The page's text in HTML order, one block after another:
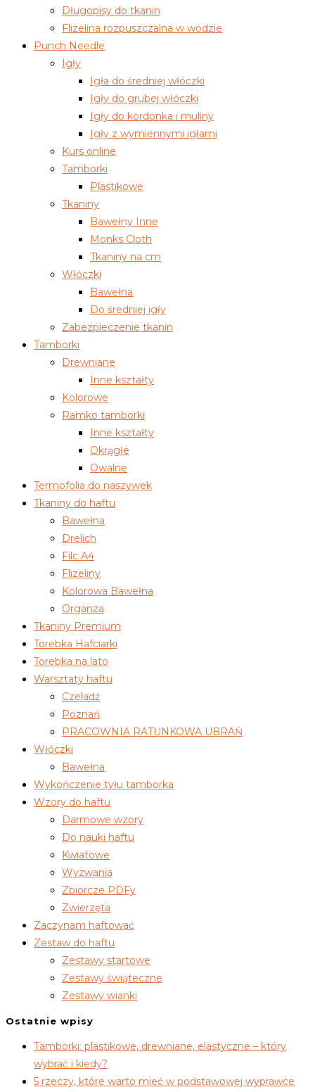
Długopisy do tkanin
Flizelina rozpuszczalna w wodzie
Punch Needle
Igły
Igła do średniej włóczki
Igły do grubej włóczki
Igły do kordonka i muliny
Igły z wymiennymi igłami
Kurs online
Tamborki
Plastikowe
Tkaniny
Bawełny Inne
Monks Cloth
Tkaniny na cm
Włóczki
Bawełna
Do średniej igły
Zabezpieczenie tkanin
Tamborki
Drewniane
Inne kształty
Kolorowe
Ramko tamborki
Inne kształty
Okrągłe
Owalne
Termofolia do naszywek
Tkaniny do haftu
Bawełna
Drelich
Filc A4
Flizeliny
Kolorowa Bawełna
Organza
Tkaniny Premium
Torebka Hafciarki
Torebka na lato
Warsztaty haftu
Czeladź
Poznań
PRACOWNIA RATUNKOWA UBRAŃ
Włóczki
Bawełna
Wykończenie tyłu tamborka
Wzory do haftu
Darmowe wzory
Do nauki haftu
Kwiatowe
Wyzwania
Zbiorcze PDFy
Zwierzęta
Zaczynam haftować
Zestaw do haftu
Zestawy startowe
Zestawy świąteczne
Zestawy wianki
Ostatnie wpisy
Tamborki: plastikowe, drewniane, elastyczne – który
wybrać i kiedy?
5 rzeczy, które warto mieć w podstawowej wyprawce